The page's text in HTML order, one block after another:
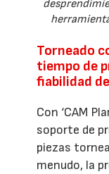
Torneado
tiempo de
fiabilidad
Con ‘CAM
soporte de
piezas
menudo, la